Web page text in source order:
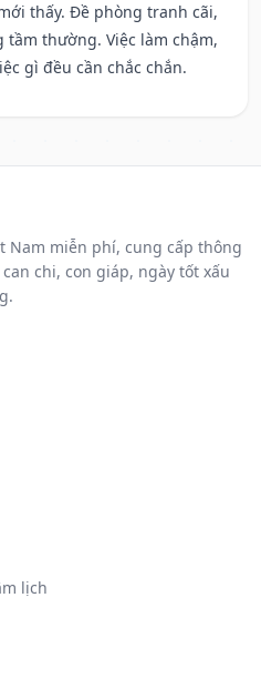
thấy. Đề phòng tranh cãi,
thường. Việc làm chậm,
gì đều cần chắc chắn.
Nam miễn phí, cung cấp thông
chi, con giáp, ngày tốt xấu
lịch